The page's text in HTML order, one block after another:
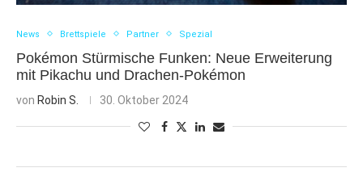
News Brettspiele Partner Spezial
Pokémon Stürmische Funken: Neue Erweiterung
mit Pikachu und Drachen-Pokémon
von Robin S. 30. Oktober 2024